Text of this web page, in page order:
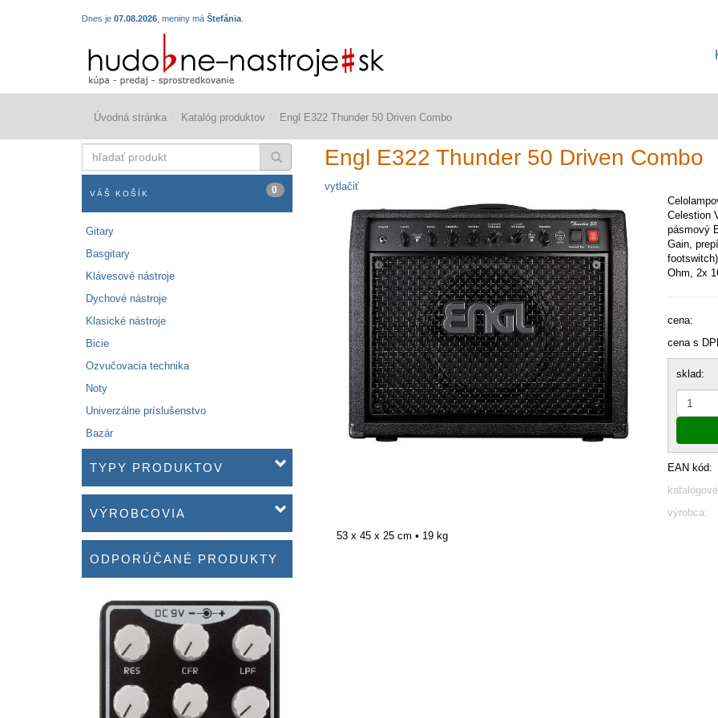
Dnes je 07.08.2026 , meniny má Štefánia
Úvodná stránka Katalóg produktov Engl E322 Thunder 50 Driven Combo
produkt
VÁŠ KOŠÍK 0
Gitary
Basgitary
Klávesové nástroje
Dychové nástroje
Klasické nástroje
Bicie
Ozvučovacia technika
Noty
Univerzálne príslušenstvo
Bazár
TYPY PRODUKTOV
VÝROBCOVIA
ODPORÚČANÉ PRODUKTY
Engl E322 Thunder 50 Driven Combo
vytlačiť
Celestion
pásmový
Gain,
Ohm, 2x
cena:
cena s
sklad:
EAN kód:
výrobca:
53 x 45 x 25 cm • 19 kg